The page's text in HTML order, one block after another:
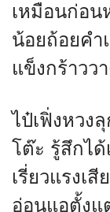
เหมือนก่อน
น้อยถ้อยคำ
แข็งกร้าวว
ไป๋เฟิ่งหวง
โต๊ะ รู้สึกได้
เรี่ยวแรงเ
อ่อนแอตั้งแ